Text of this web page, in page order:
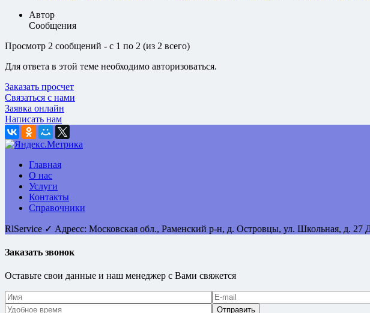
Автор
Сообщения
Просмотр 2 сообщений - с 1 по 2 (из 2 всего)
Для ответа в этой теме необходимо авторизоваться.
Заказать просчет
Связаться с нами
Заявка онлайн
Написать нам
Главная
О нас
Услуги
Контакты
Справочники
RlService ✓ Адресс: Московская обл., Раменский р-н, д. Островцы, ул. Школьная, д. 27
Заказать звонок
Оставьте свои данные и наш менеджер с Вами свяжется